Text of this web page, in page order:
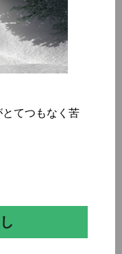
てつもなく苦